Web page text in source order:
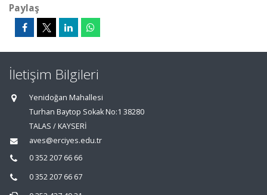
Paylaş
İletişim Bilgileri
Yenidoğan Mahallesi
Turhan Baytop Sokak No:1 38280
TALAS / KAYSERİ
aves@erciyes.edu.tr
0 352 207 66 66
0 352 207 66 67